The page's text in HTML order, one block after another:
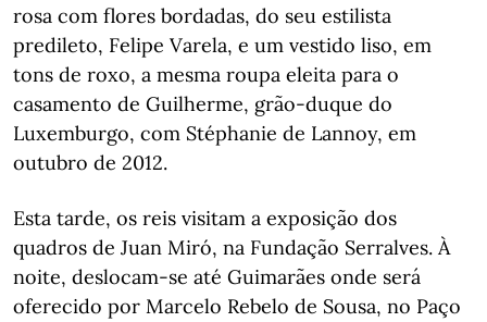
rosa com flores bordadas, do seu estilista
predileto, Felipe Varela, e um vestido liso, em
tons de roxo, a mesma roupa eleita para o
casamento de Guilherme, grão-duque do
Luxemburgo, com Stéphanie de Lannoy, em
outubro de 2012.
Esta tarde, os reis visitam a exposição dos
quadros de Juan Miró, na Fundação Serralves. À
noite, deslocam-se até Guimarães onde será
oferecido por Marcelo Rebelo de Sousa, no Paço